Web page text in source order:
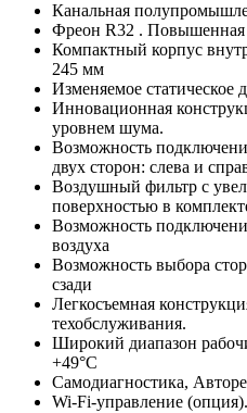
Канальная
Фреон R32 . Повышенная
Компактный корпус
245 мм
Изменяемое статическое
Инновационная
уровнем шума.
Возможность
двух сторон: слева и
Воздушный фильтр с
поверхностью в
Возможность
воздуха
Возможность выбора
сзади
Легкосъемная
техобслуживания.
Широкий диапазон
+49°С
Самодиагностика,
Wi-Fi-управление (опция).